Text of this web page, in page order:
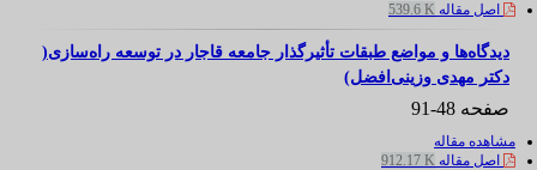
اصل مقاله 539.6 K
دیدگاه‌ها و مواضع ‌طبقات تأثیرگذار جامعه قاجار در توسعه راه‌سازی(
دکتر مهدی وزینی‌افضل)
صفحه 48-91
مشاهده مقاله
اصل مقاله 912.17 K